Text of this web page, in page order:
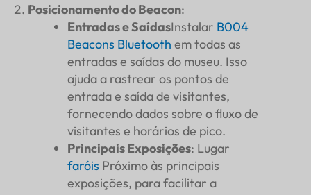
Posicionamento do Beacon:
Entradas e SaídasInstalar B004
Beacons Bluetooth em todas as
entradas e saídas do museu. Isso
ajuda a rastrear os pontos de
entrada e saída de visitantes,
fornecendo dados sobre o fluxo de
visitantes e horários de pico.
Principais Exposições: Lugar
faróis Próximo às principais
exposições, para facilitar a